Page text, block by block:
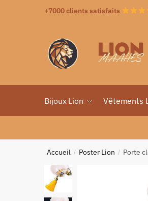
+7000 clients satisfaits
Bijoux Lion Vêtements
Accueil / Poster Lion / Porte